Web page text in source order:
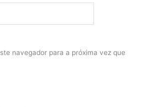
navegador para a próxima vez que